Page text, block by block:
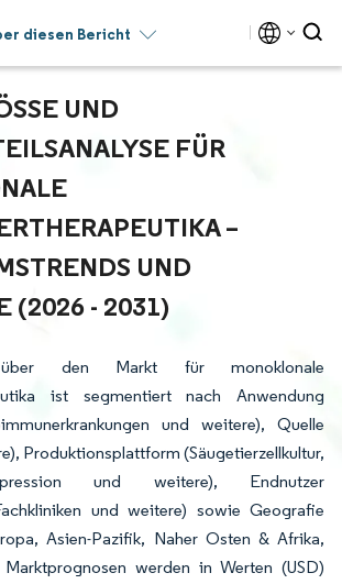
diesen Bericht
UND M
FÜR M
A
– W
UND P
- 2031)
den Markt für monoklonale
ist segmentiert nach Anwendung
und weitere), Quelle
Produktionsplattform (Säugetierzellkultur,
und weitere), Endnutzer
und weitere) sowie Geografie
Asien-Pazifik, Naher Osten & Afrika,
werden in Werten (USD)